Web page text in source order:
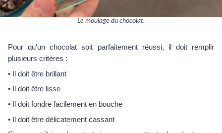
Le moulage du chocolat.
Pour qu'un chocolat soit parfaitement réussi, il doit remplir
plusieurs critères :
• Il doit être brillant
• Il doit être lisse
• Il doit fondre facilement en bouche
• Il doit être délicatement cassant